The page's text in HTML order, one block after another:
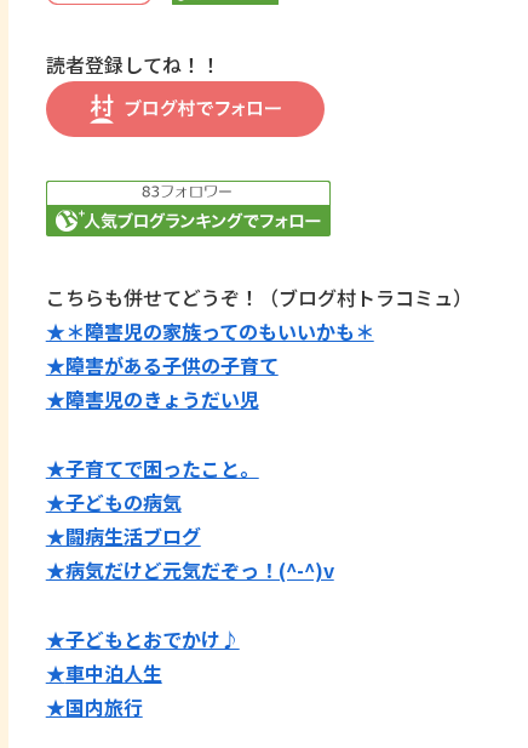
読者登録してね！！
こちらも併せてどうぞ！（ブログ村トラコミュ）
★＊障害児の家族ってのもいいかも＊
★障害がある子供の子育て
★障害児のきょうだい児
★子育てで困ったこと。
★子どもの病気
★闘病生活ブログ
★病気だけど元気だぞっ！(^-^)v
★子どもとおでかけ♪
★車中泊人生
★国内旅行